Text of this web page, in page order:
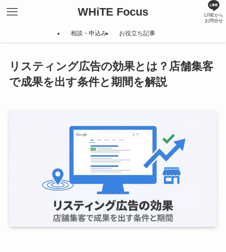
WHiTE Focus LINEから
お問合せ
相談・申込み お役立ち記事
リスティング広告の効果とは？店舗集客
で成果を出す条件と期間を解説